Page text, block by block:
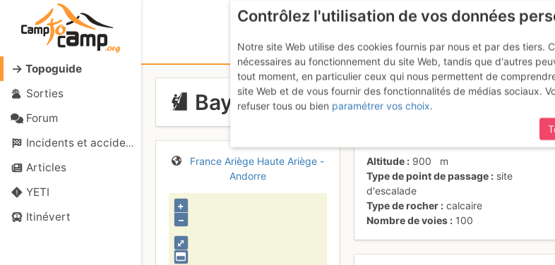
Topoguide
Sorties
Forum
Incidents et accidents
Articles
YETI
Itinévert
Baychon
France Ariège Haute Ariège -
Andorre
⤢
+
–
Altitude 900
m
Type de point de passage
site
d'escalade
Type de rocher
calcaire
Nombre de voies
100
Contrôlez l'utilisation de vos données
Notre site Web utilise des cookies fournis par nous et par des tiers.
nécessaires au fonctionnement du site Web, tandis que d'autres
tout moment, en particulier ceux qui nous permettent de
site Web et de vous fournir des fonctionnalités de médias sociaux.
refuser tous ou bien paramétrer vos choix.